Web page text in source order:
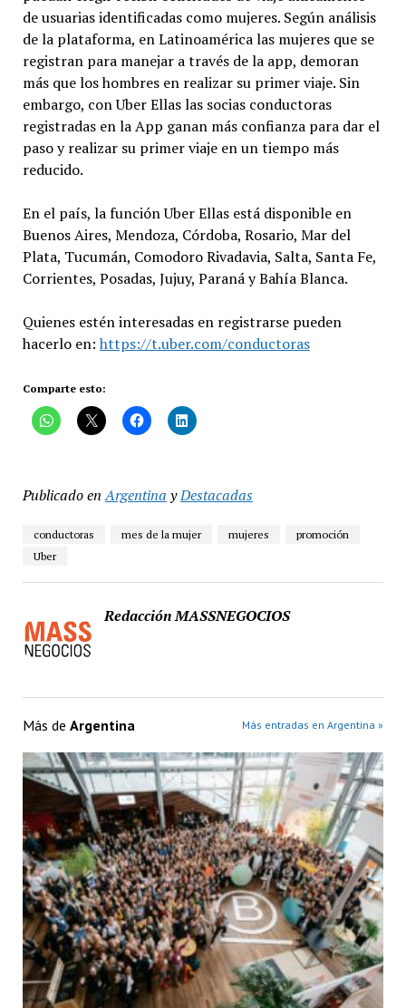
de usuarias identificadas como mujeres. Según análisis
de la plataforma, en Latinoamérica las mujeres que se
registran para manejar a través de la app, demoran
más que los hombres en realizar su primer viaje. Sin
embargo, con Uber Ellas las socias conductoras
registradas en la App ganan más confianza para dar el
paso y realizar su primer viaje en un tiempo más
reducido.
En el país, la función Uber Ellas está disponible en
Buenos Aires, Mendoza, Córdoba, Rosario, Mar del
Plata, Tucumán, Comodoro Rivadavia, Salta, Santa Fe,
Corrientes, Posadas, Jujuy, Paraná y Bahía Blanca.
Quienes estén interesadas en registrarse pueden
hacerlo en: https://t.uber.com/conductoras
Comparte esto:
Publicado en Argentina yDestacadas
conductoras mes de la mujer mujeres
promoción
Uber
Redacción MASSNEGOCIOS
Más de Argentina Más entradas en Argentina »